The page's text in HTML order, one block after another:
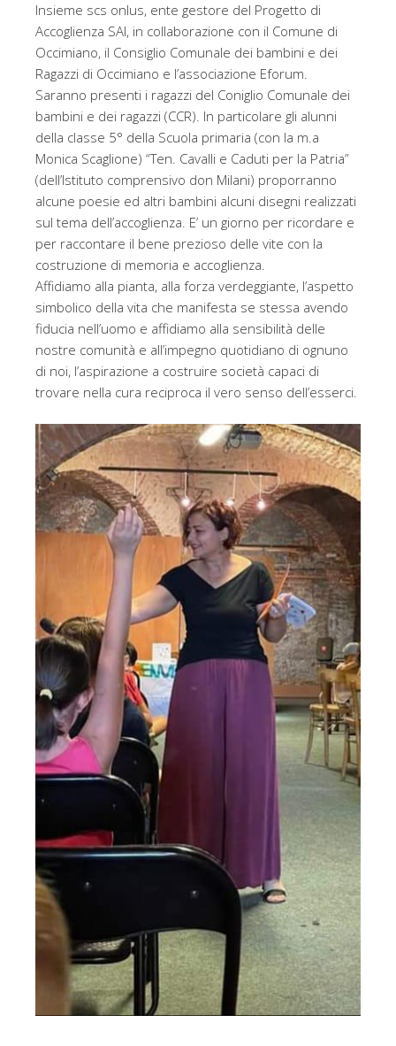
Insieme scs onlus, ente gestore del Progetto di
Accoglienza SAI, in collaborazione con il Comune di
Occimiano, il Consiglio Comunale dei bambini e dei
Ragazzi di Occimiano e l’associazione Eforum.
Saranno presenti i ragazzi del Coniglio Comunale dei
bambini e dei ragazzi (CCR). In particolare gli alunni
della classe 5° della Scuola primaria (con la m.a
Monica Scaglione) “Ten. Cavalli e Caduti per la Patria”
(dell’Istituto comprensivo don Milani) proporranno
alcune poesie ed altri bambini alcuni disegni realizzati
sul tema dell’accoglienza. E’ un giorno per ricordare e
per raccontare il bene prezioso delle vite con la
costruzione di memoria e accoglienza.
Affidiamo alla pianta, alla forza verdeggiante, l’aspetto
simbolico della vita che manifesta se stessa avendo
fiducia nell’uomo e affidiamo alla sensibilità delle
nostre comunità e all’impegno quotidiano di ognuno
di noi, l’aspirazione a costruire società capaci di
trovare nella cura reciproca il vero senso dell’esserci.